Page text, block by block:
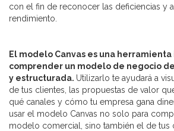
con el fin de reconocer las deficiencias y
rendimiento.
El modelo Canvas es una
comprender un modelo de negocio
y estructurada. Utilizarlo te ayudará a
de tus clientes, las propuestas de valor
qué canales y cómo tu empresa gana
usar el modelo Canvas no solo para
modelo comercial, sino también el de tus